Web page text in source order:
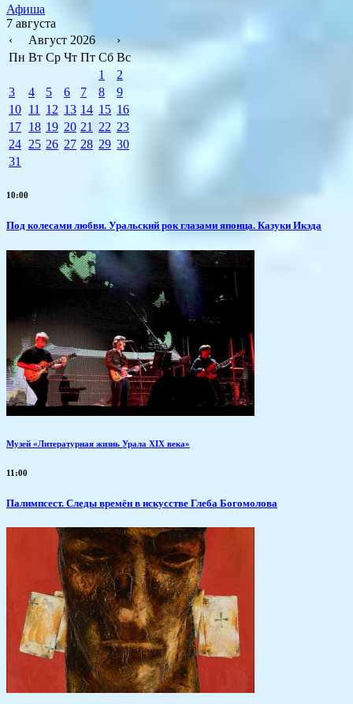
Афиша
7 августа
‹
Август 2026
›
Пн Вт Ср Чт Пт Сб Вс
1
2
3
4 5 6 7 8
9
10 11 12 13 14 15 16
17 18 19 20 21 22 23
24 25 26 27 28 29 30
31
10:00
Под колесами любви. Уральский рок глазами японца. Казуки Икэда
Музей «Литературная жизнь Урала XIX века»
11:00
Палимпсест. Следы времён в искусстве Глеба Богомолова